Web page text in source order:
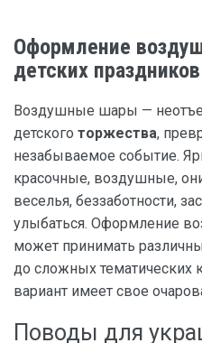
Оформление
детских праздников
Воздушные шары —
детского торжества,
незабываемое событие.
красочные, воздушные,
веселья, беззаботности,
улыбаться. Оформление
может принимать
до сложных
вариант имеет свое
Поводы для